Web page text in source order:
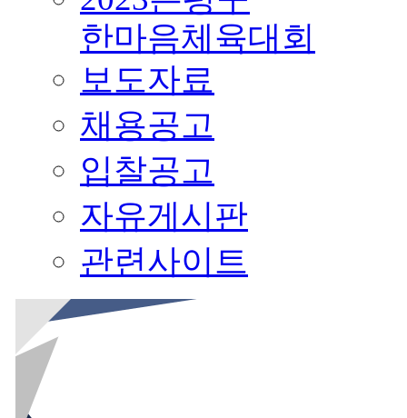
한마음체육대회
보도자료
채용공고
입찰공고
자유게시판
관련사이트